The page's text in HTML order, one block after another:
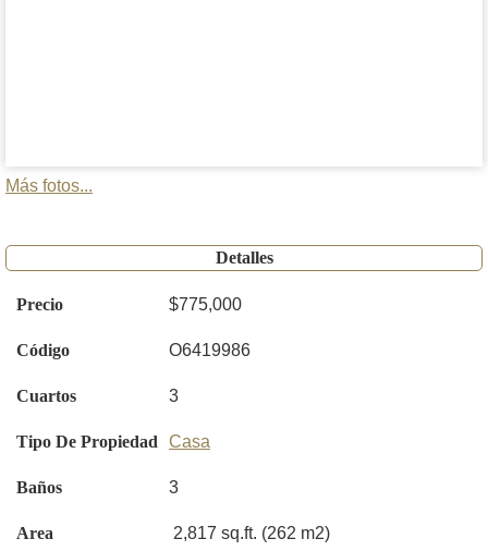
Más fotos...
Detalles
Precio $775,000
Código O6419986
Cuartos 3
Tipo De Propiedad Casa
Baños 3
Area 2,817 sq.ft. (262 m2)